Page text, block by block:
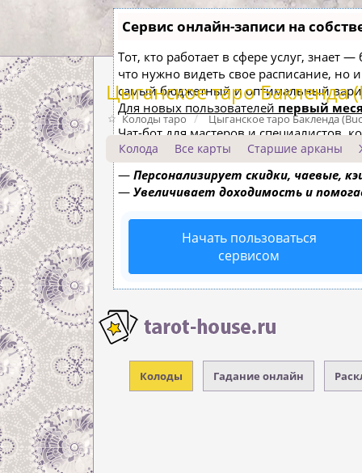
Сервис онлайн-записи на
Тот, кто работает в сфере услуг, знает
что нужно видеть свое расписание,
самый бюджетный и оптимальный
Для новых пользователей первый
Чат-бот для мастеров и специалистов,
—Сам записывает клиентов и
— Персонализирует скидки, чаевые,
— Увеличивает доходимость и
Начать пользоваться
сервисом
Колоды Гадание онлайн
Цыганское таро Бакленда
Колоды таро Цыганское таро Бакленда
Колода Все карты Старшие арканы